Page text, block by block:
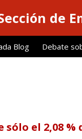
de
Blog Debate
sólo el 2,08